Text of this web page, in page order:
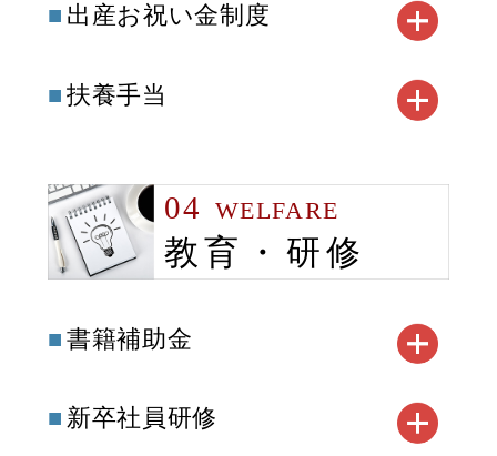
出産お祝い金制度
扶養手当
04 WELFARE
教育・研修
書籍補助金
新卒社員研修